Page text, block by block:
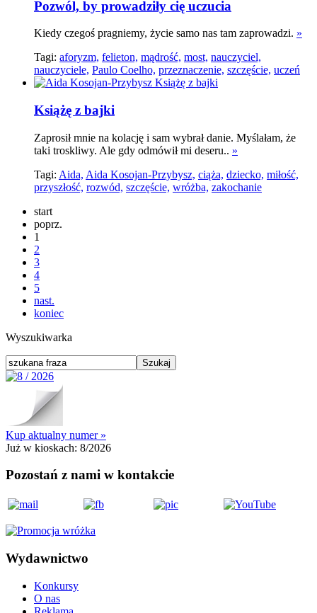
Pozwól, by prowadziły cię uczucia
Kiedy czegoś pragniemy, życie samo nas tam zaprowadzi. »
Tagi: aforyzm, felieton, mądrość, most, nauczyciel,
nauczyciele, Paulo Coelho, przeznaczenie, szczęście, uczeń
Książę z bajki
Zaprosił mnie na kolację i sam wybrał danie. Myślałam, że
taki troskliwy. Ale gdy odmówił mi deseru.. »
Tagi: Aida, Aida Kosojan-Przybysz, ciąża, dziecko, miłość,
przyszłość, rozwód, szczęście, wróżba, zakochanie
start
poprz.
1
2
3
4
5
nast.
koniec
Wyszukiwarka
Kup aktualny numer »
Już w kioskach: 8/2026
Pozostań z nami w kontakcie
Wydawnictwo
Konkursy
O nas